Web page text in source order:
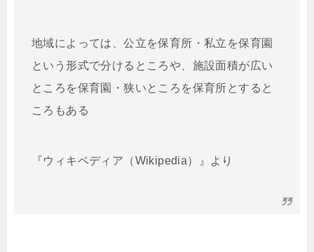
地域によっては、公立を保育所・私立を保育園
という形式で分けるところや、施設面積が広い
ところを保育園・狭いところを保育所とすると
ころもある
『ウィキペディア（Wikipedia）』より